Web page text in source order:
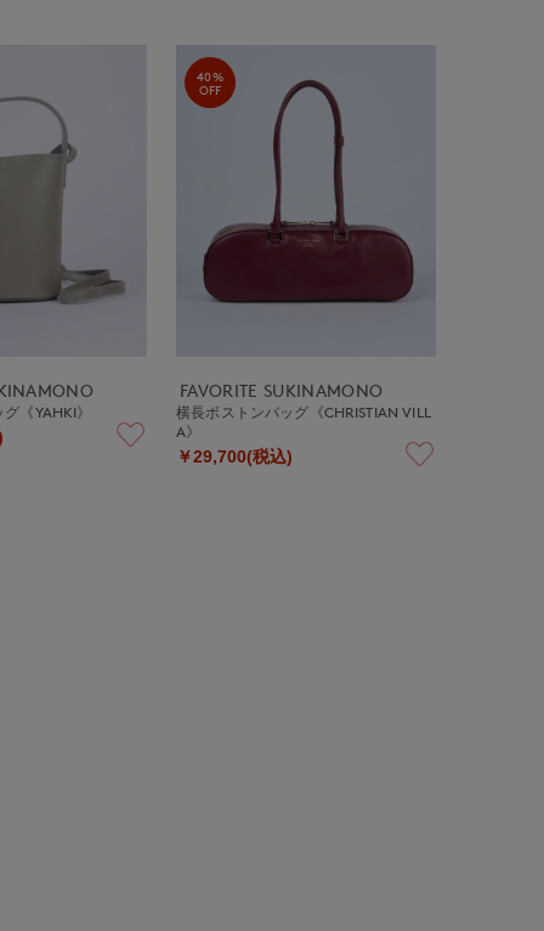
《YAHKI》
40%
OFF
FAVORITE SUKINAMONO
横長ボストンバッグ《CHRISTIAN VILL
A》
￥29,700(税込)